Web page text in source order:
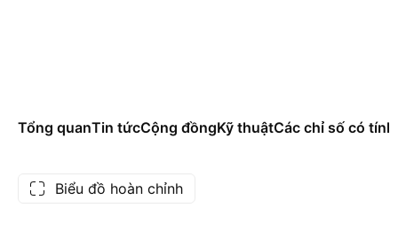
Tổng quanTin tứcCộng đồngKỹ thuậtCác chỉ số có
Biểu đồ hoàn chỉnh